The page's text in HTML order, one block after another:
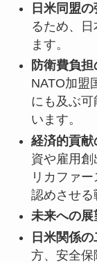
日米同盟の
るため、
ます。
防衛費負
NATO加盟
にも及ぶ
います。
経済的貢
資や雇用
リカファ
認めさせる
未来への展
日米関係
方、安全